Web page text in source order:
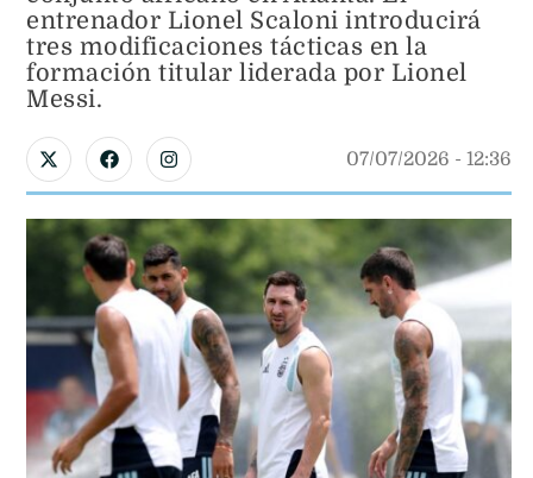
entrenador Lionel Scaloni introducirá
tres modificaciones tácticas en la
formación titular liderada por Lionel
Messi.
07/07/2026 - 12:36